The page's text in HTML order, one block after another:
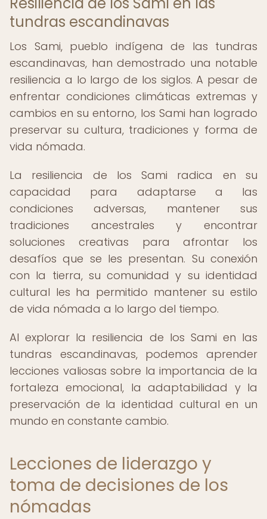
tundras escandinavas
Los Sami, pueblo indígena de las tundras
escandinavas, han demostrado una notable
resiliencia a lo largo de los siglos. A pesar de
enfrentar condiciones climáticas extremas y
cambios en su entorno, los Sami han logrado
preservar su cultura, tradiciones y forma de
vida nómada.
La resiliencia de los Sami radica en su
capacidad para adaptarse a las
condiciones adversas, mantener sus
tradiciones ancestrales y encontrar
soluciones creativas para afrontar los
desafíos que se les presentan. Su conexión
con la tierra, su comunidad y su identidad
cultural les ha permitido mantener su estilo
de vida nómada a lo largo del tiempo.
Al explorar la resiliencia de los Sami en las
tundras escandinavas, podemos aprender
lecciones valiosas sobre la importancia de la
fortaleza emocional, la adaptabilidad y la
preservación de la identidad cultural en un
mundo en constante cambio.
Lecciones de liderazgo y
toma de decisiones de los
nómadas